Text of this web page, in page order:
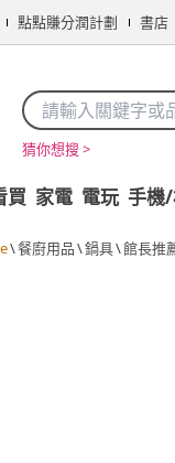
點點賺分潤計劃 書店
猜你想搜 >
買 家電 電玩 手機
\餐廚用品\鍋具\館長推